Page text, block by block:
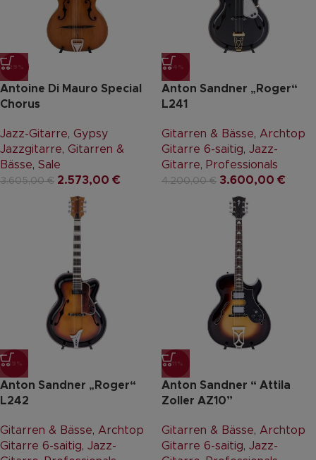
-29%
Antoine Di Mauro Special
Chorus
Jazz-Gitarre, Gypsy
Jazzgitarre, Gitarren &
Bässe, Sale
3.605,00€ 2.573,00 €
-14%
Anton Sandner „Roger“
L241
Gitarren & Bässe, Archtop
Gitarre 6-saitig, Jazz-
Gitarre, Professionals
4.200,00€ 3.600,00 €
-19%
Anton Sandner „Roger“
L242
Gitarren & Bässe, Archtop
Gitarre 6-saitig, Jazz-
-11%
Anton Sandner “ Attila
Zoller AZ10”
Gitarren & Bässe, Archtop
Gitarre 6-saitig, Jazz-